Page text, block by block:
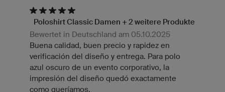
Poloshirt Classic Damen + 2 weitere Produkte
Bewertet in Deutschland am 05.10.2025
Buena calidad, buen precio y rapidez en
verificación del diseño y entrega. Para polo
azul oscuro de un evento corporativo, la
impresión del diseño quedó exactamente
como queríamos.